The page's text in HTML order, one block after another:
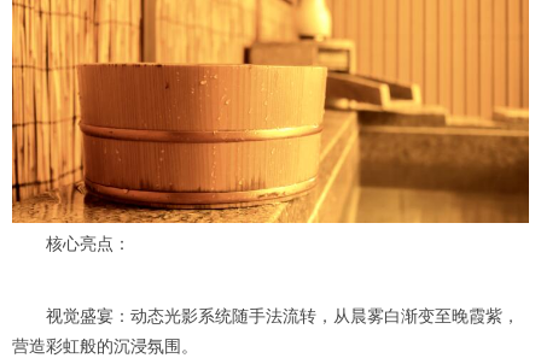
核心亮点：
视觉盛宴：动态光影系统随手法流转，从晨雾白渐变至晚霞紫，
营造彩虹般的沉浸氛围。